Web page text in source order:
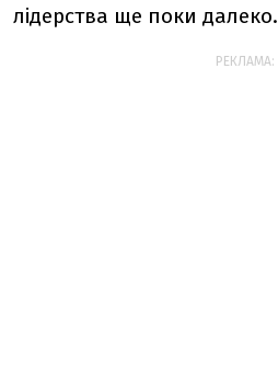
лідерства ще поки далеко.
РЕКЛАМА: